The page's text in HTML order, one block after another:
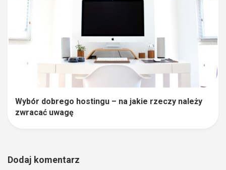
Wybór dobrego hostingu – na jakie rzeczy należy
zwracać uwagę
Dodaj komentarz